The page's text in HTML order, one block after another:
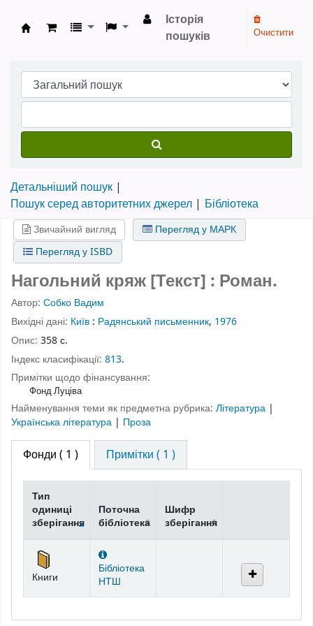
Бібліотека НТШ › Електронний каталог
Історія
пошуків
Очистити
Детальніший пошук
Пошук серед авторитетних джерел
Бібліотека
Звичайний вигляд
Перегляд у МАРК
Перегляд у ISBD
Нагольний кряж [Текст] : Роман.
Автор: Собко Вадим
Вихідні дані: Київ : Радянський письменник, 1976
Опис: 358 с.
Індекс класифікації: 813.
Примітки щодо фінансування:
Фонд Луціва
Найменування теми як предметна рубрика: Література |
Українська література | Проза
Фонди ( 1 ) Примітки ( 1 )
Фонди
Тип
одиниці
зберігання
Поточна
бібліотека
Шифр
зберігання
Книги
Бібліотека
НТШ